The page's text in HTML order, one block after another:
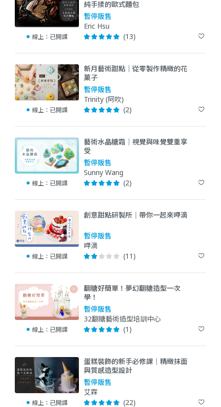
線上： 已開課
純手揉的歐式麵包
暫停販售
Eric Hsu
(13)
線上： 已開課
新月藝術甜點｜從零製作精緻的花
菓子
暫停販售
Trinity (阿吹)
(2)
線上： 已開課
藝術水晶糖霜｜視覺與味覺雙重享
受
暫停販售
Sunny Wang
(2)
線上： 已開課
創意甜點研製所｜帶你一起來呷滴
暫停販售
呷滴
(11)
線上： 已開課
翻糖好簡單！夢幻翻糖造型一次
學！
暫停販售
32翻糖藝術造型培訓中心
(1)
線上： 已開課
蛋糕裝飾的新手必修課｜精緻抹面
與質感造型設計
暫停販售
艾霖
(22)